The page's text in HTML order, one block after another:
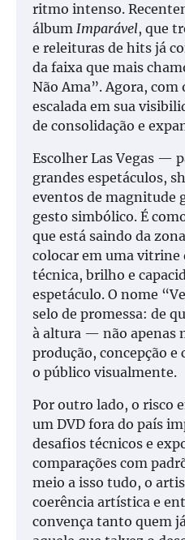
ritmo intenso.
álbum Imparável, que
e releituras de hits já
da faixa que mais
Não Ama”. Agora, com
escalada em sua
de consolidação e
Escolher Las Vegas —
grandes espetáculos,
eventos de magnitude
gesto simbólico. É
que está saindo da
colocar em uma vitrine
técnica, brilho e
espetáculo. O nome
selo de promessa: de
à altura — não apenas
produção, concepção e
o público visualmente.
Por outro lado, o risco
um DVD fora do país
desafios técnicos e
comparações com
meio a isso tudo, o
coerência artística e
convença tanto quem